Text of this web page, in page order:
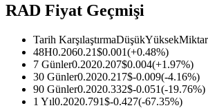
RAD Fiyat Geçmişi
Tarih KarşılaştırmaDüşükYüksek
48H0.2060.21$0.001(+0.48%)
7 Günler0.2020.207$0.004(+1.97%)
30 Günler0.2020.217$-0.009(-4.16%)
90 Günler0.2020.332$-0.051(-19.76%)
1 Yıl0.2020.791$-0.427(-67.35%)